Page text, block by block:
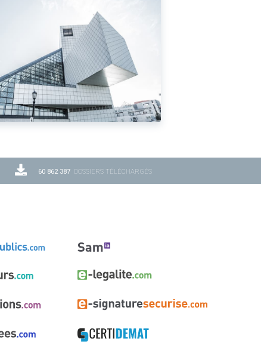
60 862 387 DOSSIERS TÉLÉCHARGÉS